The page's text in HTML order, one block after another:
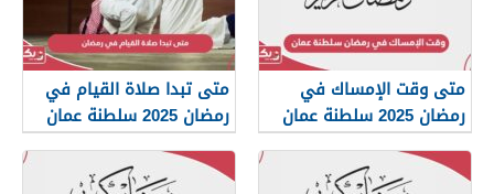
متى وقت الإمساك في
رمضان 2025 سلطنة عمان
متى تبدا صلاة القيام في
رمضان 2025 سلطنة عمان